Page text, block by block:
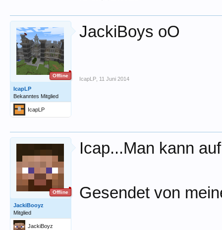
Offline
IcapLP
Bekanntes Mitglied
IcapLP
JackiBoys oO
IcapLP 11 Juni 2014
Offline
JackiBooyz
Mitglied
JackiBoyz
Icap...Man kann
Gesendet von